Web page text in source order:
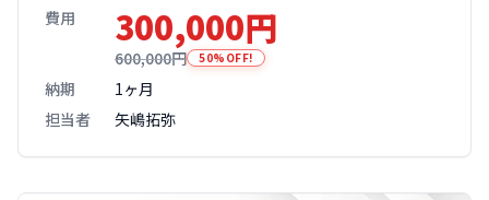
費用 300,000円
600,000円 50%OFF!
納期
1ヶ月
担当者
矢嶋拓弥